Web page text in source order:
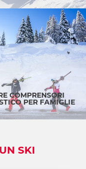
COMPRENSORI
PER FAMIGLIE
SKI